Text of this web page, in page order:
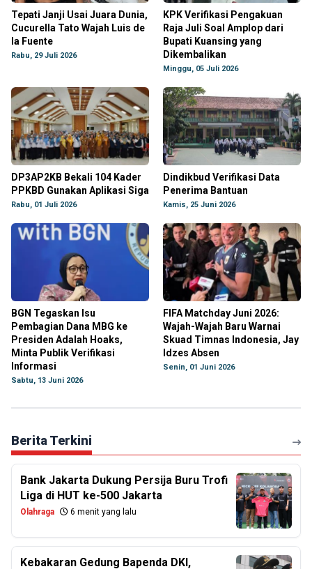
Tepati Janji Usai Juara Dunia,
Cucurella Tato Wajah Luis de
la Fuente
Rabu, 29 Juli 2026
KPK Verifikasi Pengakuan
Raja Juli Soal Amplop dari
Bupati Kuansing yang
Dikembalikan
Minggu, 05 Juli 2026
DP3AP2KB Bekali 104 Kader
PPKBD Gunakan Aplikasi Siga
Rabu, 01 Juli 2026
Dindikbud Verifikasi Data
Penerima Bantuan
Kamis, 25 Juni 2026
BGN Tegaskan Isu
Pembagian Dana MBG ke
Presiden Adalah Hoaks,
Minta Publik Verifikasi
Informasi
Sabtu, 13 Juni 2026
FIFA Matchday Juni 2026:
Wajah-Wajah Baru Warnai
Skuad Timnas Indonesia, Jay
Idzes Absen
Senin, 01 Juni 2026
Berita Terkini
Bank Jakarta Dukung Persija Buru Trofi
Liga di HUT ke-500 Jakarta
Olahraga 6 menit yang lalu
Kebakaran Gedung Bapenda DKI,